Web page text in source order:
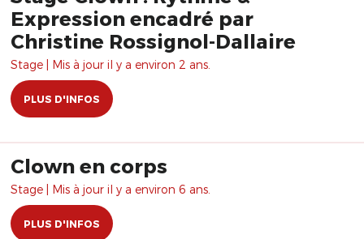
Expression encadré par
Christine Rossignol-Dallaire
Stage | Mis à jour il y a environ 2 ans.
PLUS D'INFOS
Clown en corps
Stage | Mis à jour il y a environ 6 ans.
PLUS D'INFOS